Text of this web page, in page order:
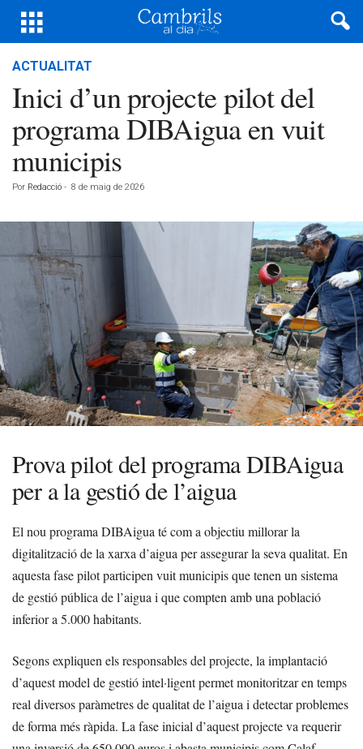
ACTUALITAT
Inici d’un projecte pilot del
programa DIBAigua en vuit
municipis
Por Redacció - 8 de maig de 2026
Prova pilot del programa DIBAigua
per a la gestió de l’aigua
El nou programa DIBAigua té com a objectiu millorar la
digitalització de la xarxa d’aigua per assegurar la seva qualitat. En
aquesta fase pilot participen vuit municipis que tenen un sistema
de gestió pública de l’aigua i que compten amb una població
inferior a 5.000 habitants.
Segons expliquen els responsables del projecte, la implantació
d’aquest model de gestió intel·ligent permet monitoritzar en temps
real diversos paràmetres de qualitat de l’aigua i detectar problemes
de forma més ràpida. La fase inicial d’aquest projecte va requerir